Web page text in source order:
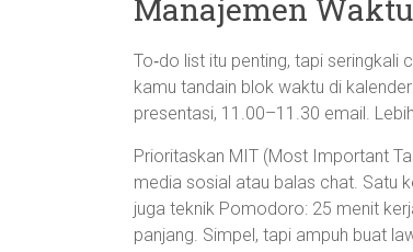
Manajemen
To‑do list itu penting, tapi seringkali
kamu tandain blok waktu di
presentasi, 11.00–11.30 email.
Prioritaskan MIT (Most Important
media sosial atau balas chat. Satu
juga teknik Pomodoro: 25 menit
panjang. Simpel, tapi ampuh buat